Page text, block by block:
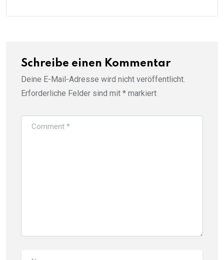
Schreibe einen Kommentar
Deine E-Mail-Adresse wird nicht veröffentlicht.
Erforderliche Felder sind mit * markiert